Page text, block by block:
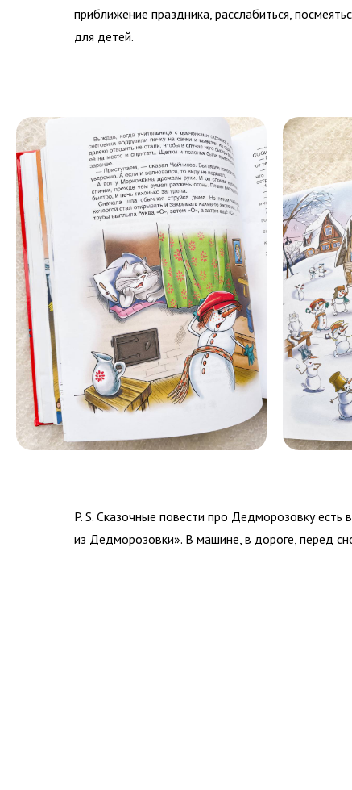
приближение праздника, расслабиться,
для детей.
P. S. Сказочные повести про Дедморозовку
из Дедморозовки». В машине, в дороге, перед